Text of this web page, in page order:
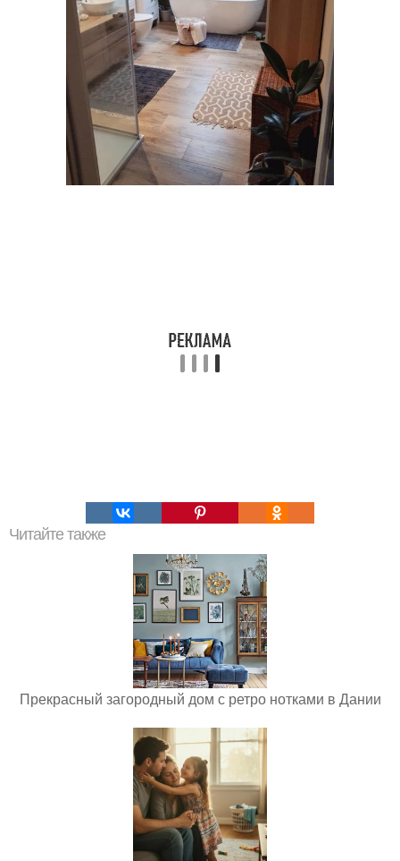
Читайте также
Прекрасный загородный дом с ретро нотками в Дании